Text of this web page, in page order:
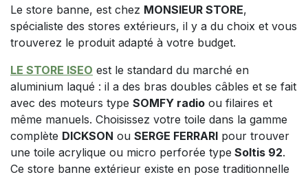
Le store banne, est chez MONSIEUR STORE,
spécialiste des stores extérieurs, il y a du choix et vous
trouverez le produit adapté à votre budget.
LE STORE ISEO est le standard du marché en
aluminium laqué : il a des bras doubles câbles et se fait
avec des moteurs type SOMFY radio ou filaires et
même manuels. Choisissez votre toile dans la gamme
complète DICKSON ou SERGE FERRARI pour trouver
une toile acrylique ou micro perforée type Soltis 92.
Ce store banne extérieur existe en pose traditionnelle